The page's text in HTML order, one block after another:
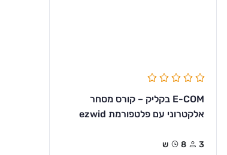
E-COM בקליק – קורס מסחר
אלקטרוני עם פלטפורמת ezwid
3 8ש